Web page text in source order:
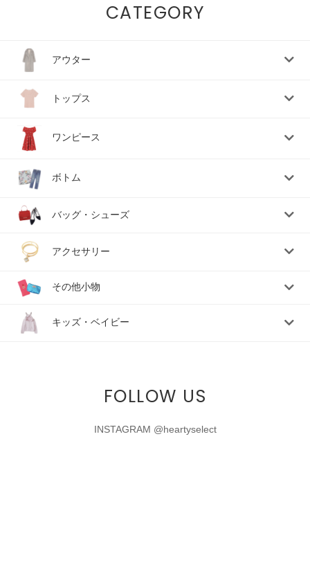
CATEGORY
アウター
トップス
ワンピース
ボトム
バッグ・シューズ
アクセサリー
その他小物
キッズ・ベイビー
FOLLOW US
INSTAGRAM @heartyselect